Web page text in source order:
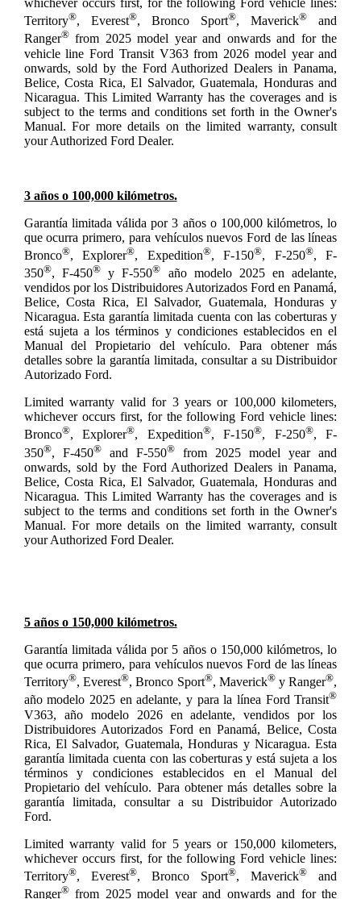
whichever occurs first, for the following Ford vehicle lines:
Territory®, Everest®, Bronco Sport®, Maverick® and
Ranger®from 2025 model year and onwards and for the
vehicle line Ford Transit V363 from 2026 model year and
onwards, sold by the Ford Authorized Dealers in Panama,
Belice, Costa Rica, El Salvador, Guatemala, Honduras and
Nicaragua. This Limited Warranty has the coverages and is
subject to the terms and conditions set forth in the Owner's
Manual. For more details on the limited warranty, consult
your Authorized Ford Dealer.
3 años o 100,000 kilómetros.
Garantía limitada válida por 3 años o 100,000 kilómetros, lo
que ocurra primero, para vehículos nuevos Ford de las líneas
Bronco®, Explorer®, Expedition®, F-150®, F-250®, F-
350®, F-450®y F-550® año modelo 2025 en adelante,
vendidos por los Distribuidores Autorizados Ford en Panamá,
Belice, Costa Rica, El Salvador, Guatemala, Honduras y
Nicaragua. Esta garantía limitada cuenta con las coberturas y
está sujeta a los términos y condiciones establecidos en el
Manual del Propietario del vehículo. Para obtener más
detalles sobre la garantía limitada, consultar a su Distribuidor
Autorizado Ford.
Limited warranty valid for 3 years or 100,000 kilometers,
whichever occurs first, for the following Ford vehicle lines:
Bronco®, Explorer®, Expedition®, F-150®, F-250®, F-
350®, F-450®and F-550®from 2025 model year and
onwards, sold by the Ford Authorized Dealers in Panama,
Belice, Costa Rica, El Salvador, Guatemala, Honduras and
Nicaragua. This Limited Warranty has the coverages and is
subject to the terms and conditions set forth in the Owner's
Manual. For more details on the limited warranty, consult
your Authorized Ford Dealer.
5 años o 150,000 kilómetros.
Garantía limitada válida por 5 años o 150,000 kilómetros, lo
que ocurra primero, para vehículos nuevos Ford de las líneas
Territory®, Everest®, Bronco Sport®, Maverick®y Ranger®,
año modelo 2025 en adelante, y para la línea Ford Transit®
V363, año modelo 2026 en adelante, vendidos por los
Distribuidores Autorizados Ford en Panamá, Belice, Costa
Rica, El Salvador, Guatemala, Honduras y Nicaragua. Esta
garantía limitada cuenta con las coberturas y está sujeta a los
términos y condiciones establecidos en el Manual del
Propietario del vehículo. Para obtener más detalles sobre la
garantía limitada, consultar a su Distribuidor Autorizado
Ford.
Limited warranty valid for 5 years or 150,000 kilometers,
whichever occurs first, for the following Ford vehicle lines:
Territory®, Everest®, Bronco Sport®, Maverick® and
Ranger®from 2025 model year and onwards and for the